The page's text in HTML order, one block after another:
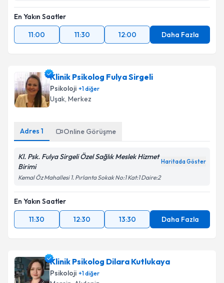
En Yakın Saatler
11:00
11:30 12:00 Daha Fazla
Klinik Psikolog Fulya Sirgeli
Psikoloji +1diğer
Uşak, Merkez
Adres 1 Online Görüşme
Kl. Psk. Fulya Sirgeli Özel Sağlık Meslek Hizmet
Birimi
Haritada Göster
Kemal Öz Mahallesi 1. Pırlanta Sokak No:1 Kat:1 Daire:2
En Yakın Saatler
11:30
12:30 13:30 Daha Fazla
Klinik Psikolog Dilara Kutlukaya
Psikoloji +1diğer